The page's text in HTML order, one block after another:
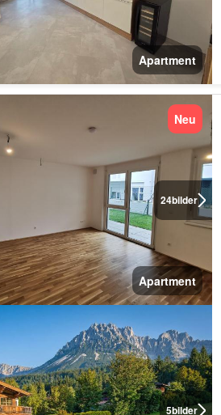
Apartment
24bilder
Neu
Apartment
5bilder